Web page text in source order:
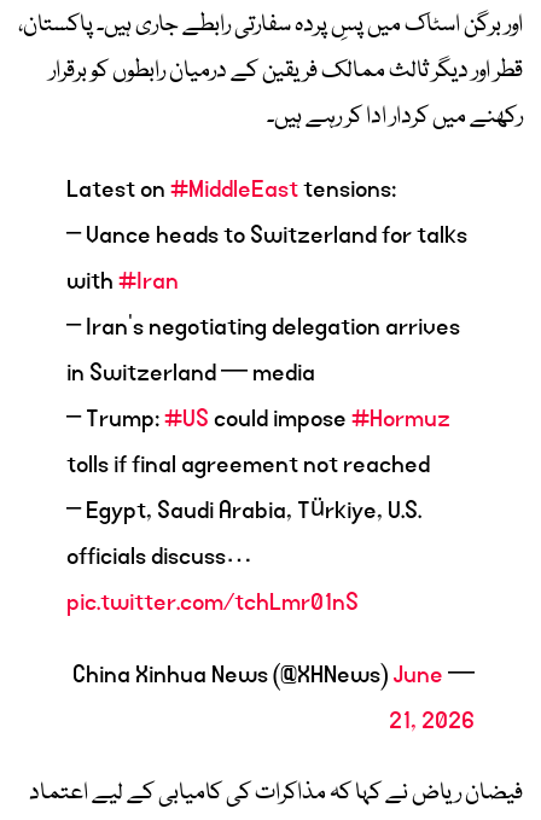
اور برگن اسٹاک میں پسِ پردہ سفارتی رابطے جاری ہیں۔ پاکستان،
قطر اور دیگر ثالث ممالک فریقین کے درمیان رابطوں کو برقرار
رکھنے میں کردار ادا کر رہے ہیں۔
Latest on#MiddleEasttensions:
– Vance heads to Switzerland for talks
with#Iran
– Iran's negotiating delegation arrives
in Switzerland — media
– Trump:#UScould impose#Hormuz
tolls if final agreement not reached
– Egypt, Saudi Arabia, Türkiye, U.S.
officials discuss…
pic.twitter.com/tchLmr01nS
— China Xinhua News (@XHNews)
June
21, 2026
فیضان ریاض نے کہا کہ مذاکرات کی کامیابی کے لیے اعتماد